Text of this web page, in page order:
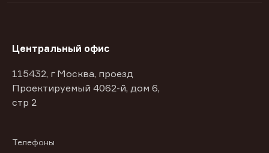
Центральный офис
115432, г Москва, проезд
Проектируемый 4062-й, дом 6,
стр 2
Телефоны